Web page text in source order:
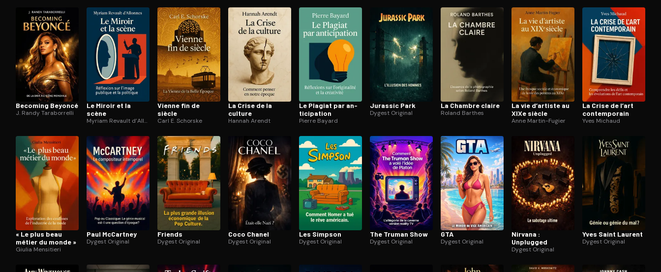
Becoming Beyoncé
J. Randy Taraborrelli
Le Miroir et la
scène
Myriam Revault d’Allonnes
Vienne fin de
siècle
Carl E. Schorske
La Crise de la
culture
Hannah Arendt
Le Plagiat par an­
ti­ci­pa­tion
Pierre Bayard
Jurassic Park
Dygest Original
La Chambre claire
Roland Barthes
La vie d’artiste au
XIXe siècle
Anne Martin-Fugier
La Crise de l’art
contem­po­rain
Yves Michaud
« Le plus beau
métier du monde »
Giulia Mensitieri
Paul McCartney
Dygest Original
Friends
Dygest Original
Coco Chanel
Dygest Original
Les Simpson
Dygest Original
The Truman Show
Dygest Original
GTA
Dygest Original
Nirvana :
Unplugged
Dygest Original
Yves Saint Laurent
Dygest Original